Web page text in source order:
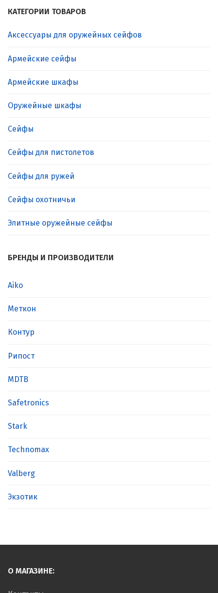
КАТЕГОРИИ ТОВАРОВ
Аксессуары для оружейных сейфов
Армейские сейфы
Армейские шкафы
Оружейные шкафы
Сейфы
Сейфы для пистолетов
Сейфы для ружей
Сейфы охотничьи
Элитные оружейные сейфы
БРЕНДЫ И ПРОИЗВОДИТЕЛИ
Aiko
Меткон
Контур
Рипост
MDTB
Safetronics
Stark
Technomax
Valberg
Экзотик
О МАГАЗИНЕ: